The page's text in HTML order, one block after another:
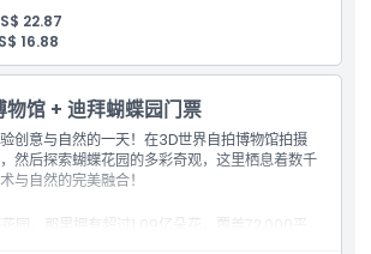
域：幻觉区、阿拉伯区、埃及区、水世界、动物
、幻想区、丛林区和幽默区
一部分，拍摄有趣、创意且难忘的照片
员协助，提供拍照姿势建议和帮助
，方便你在参观过程中休息
22.87
16.88
馆 + 迪拜蝴蝶园门票
创意与自然的一天！在3D世界自拍博物馆拍摄
然后探索蝴蝶花园的多彩奇观，这里栖息着数千
与自然的完美融合！
园，那里拥有超过1.09亿朵花，覆盖72,000平